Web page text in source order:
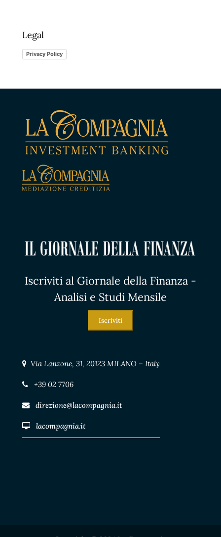
Legal
Privacy Policy
Iscriviti al Giornale della Finanza -
Analisi e Studi Mensile
Iscriviti
Via Lanzone, 31, 20123 MILANO – Italy
+39 02 7706
direzione@lacompagnia.it
lacompagnia.it